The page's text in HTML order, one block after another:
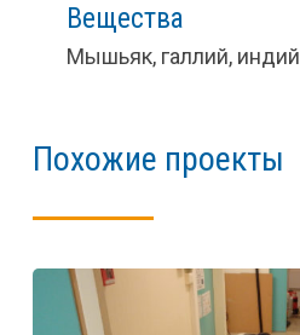
Вещества
Мышьяк, галлий, индий
Похожие проекты